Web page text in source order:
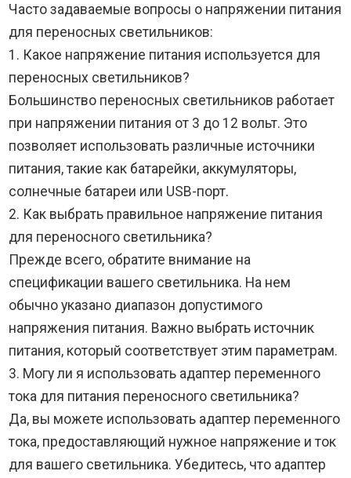
Часто задаваемые вопросы о напряжении питания
для переносных светильников:
1. Какое напряжение питания используется для
переносных светильников?
Большинство переносных светильников работает
при напряжении питания от 3 до 12 вольт. Это
позволяет использовать различные источники
питания, такие как батарейки, аккумуляторы,
солнечные батареи или USB-порт.
2. Как выбрать правильное напряжение питания
для переносного светильника?
Прежде всего, обратите внимание на
спецификации вашего светильника. На нем
обычно указано диапазон допустимого
напряжения питания. Важно выбрать источник
питания, который соответствует этим параметрам.
3. Могу ли я использовать адаптер переменного
тока для питания переносного светильника?
Да, вы можете использовать адаптер переменного
тока, предоставляющий нужное напряжение и ток
для вашего светильника. Убедитесь, что адаптер